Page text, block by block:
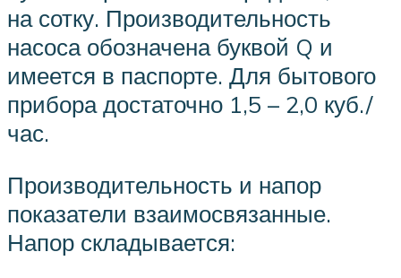
на сотку. Производительность
насоса обозначена буквой Q и
имеется в паспорте. Для бытового
прибора достаточно 1,5 – 2,0 куб./
час.
Производительность и напор
показатели взаимосвязанные.
Напор складывается: